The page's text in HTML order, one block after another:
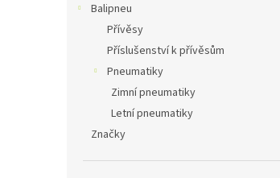
Balipneu
Přívěsy
Příslušenství k přívěsům
Pneumatiky
Zimní pneumatiky
Letní pneumatiky
Značky